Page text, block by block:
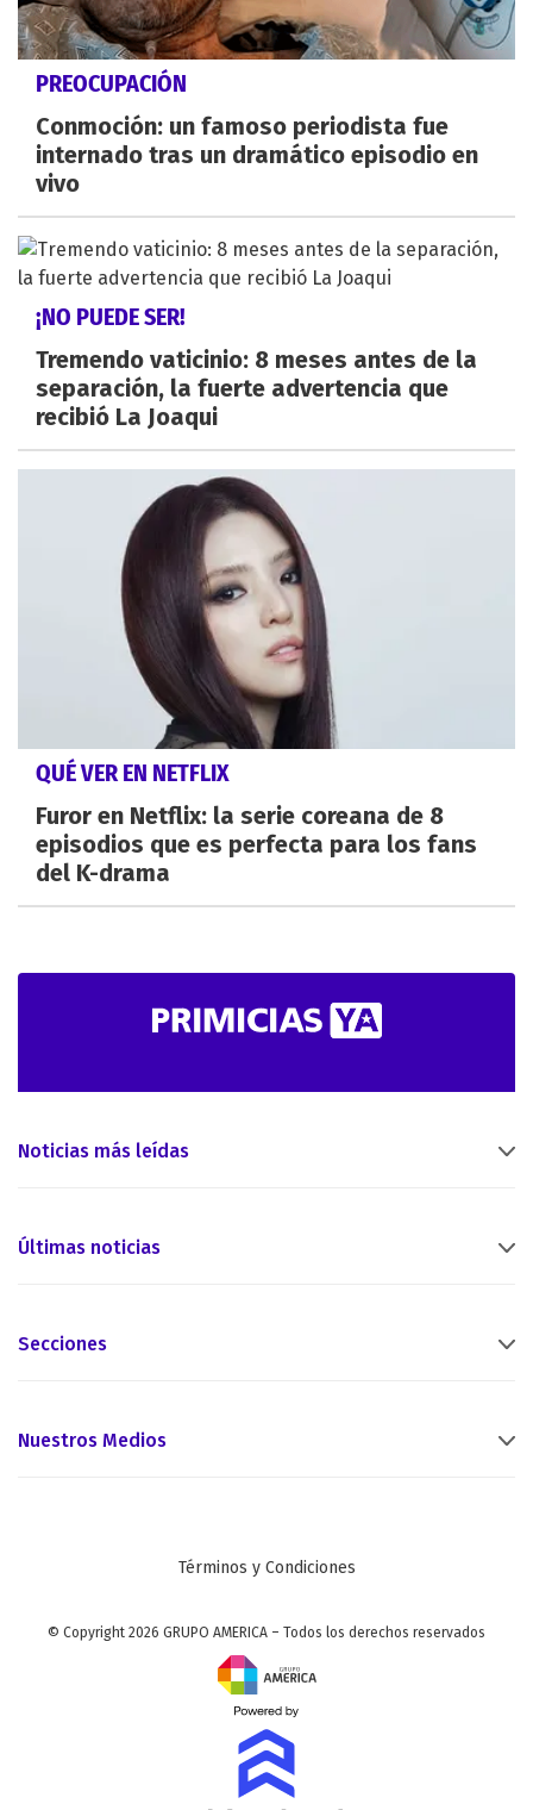
PREOCUPACIÓN
Conmoción: un famoso periodista fue
internado tras un dramático episodio en
vivo
¡NO PUEDE SER!
Tremendo vaticinio: 8 meses antes de la
separación, la fuerte advertencia que
recibió La Joaqui
QUÉ VER EN NETFLIX
Furor en Netflix: la serie coreana de 8
episodios que es perfecta para los fans
del K-drama
Noticias más leídas
Últimas noticias
Secciones
Nuestros Medios
Términos y Condiciones
© Copyright 2026 GRUPO AMERICA – Todos los derechos reservados